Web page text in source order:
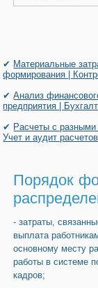
✔ Материальные
формирования |
✔Анализ
предприятия |
✔ Расчеты с
Учет и аудит
Порядок
- затраты,
выплата
основному месту
работы в системе
кадров;